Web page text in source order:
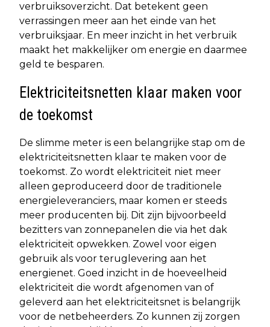
verbruiksoverzicht. Dat betekent geen
verrassingen meer aan het einde van het
verbruiksjaar. En meer inzicht in het verbruik
maakt het makkelijker om energie en daarmee
geld te besparen.
Elektriciteitsnetten klaar maken voor
de toekomst
De slimme meter is een belangrijke stap om de
elektriciteitsnetten klaar te maken voor de
toekomst. Zo wordt elektriciteit niet meer
alleen geproduceerd door de traditionele
energieleveranciers, maar komen er steeds
meer producenten bij. Dit zijn bijvoorbeeld
bezitters van zonnepanelen die via het dak
elektriciteit opwekken. Zowel voor eigen
gebruik als voor teruglevering aan het
energienet. Goed inzicht in de hoeveelheid
elektriciteit die wordt afgenomen van of
geleverd aan het elektriciteitsnet is belangrijk
voor de netbeheerders. Zo kunnen zij zorgen